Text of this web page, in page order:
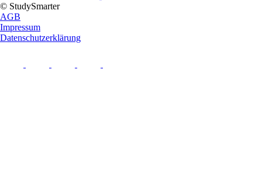
© StudySmarter
AGB
Impressum
Datenschutzerklärung